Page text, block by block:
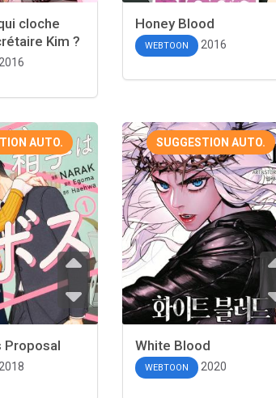
cloche
Kim ?
2016
Honey Blood
WEBTOON 2016
AUTO.
Proposal
2018
SUGGESTION AUTO.
White Blood
WEBTOON 2020